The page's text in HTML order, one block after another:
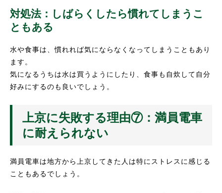
対処法：しばらくしたら慣れてしまうこ
ともある
水や食事は、慣れれば気にならなくなってしまうこともあり
ます。
気になるうちは水は買うようにしたり、食事も自炊して自分
好みにするのも良いでしょう。
上京に失敗する理由⑦：満員電車
に耐えられない
満員電車は地方から上京してきた人は特にストレスに感じる
こともあるでしょう。